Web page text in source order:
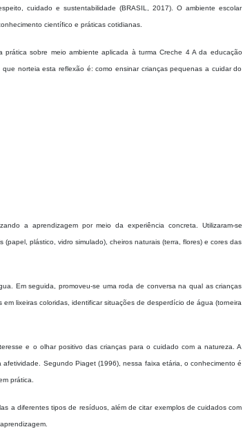
cuidado e sustentabilidade (BRASIL, 2017). O ambiente escolar
científico e práticas cotidianas.
sobre meio ambiente aplicada à turma Creche 4 A da educação
norteia esta reflexão é: como ensinar crianças pequenas a cuidar do
a aprendizagem por meio da experiência concreta. Utilizaram-se
plástico, vidro simulado), cheiros naturais (terra, flores) e cores das
Em seguida, promoveu-se uma roda de conversa na qual as crianças
lixeiras coloridas, identificar situações de desperdício de água (torneira
e o olhar positivo das crianças para o cuidado com a natureza. A
Segundo Piaget (1996), nessa faixa etária, o conhecimento é
prática.
a diferentes tipos de resíduos, além de citar exemplos de cuidados com